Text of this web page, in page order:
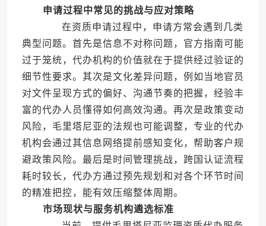
申请过程中常见的挑战与应对策略
在资质申请过程中，申请方常会遇到几类
典型问题。首先是信息不对称问题，官方指南可能
过于笼统，代办机构的价值就在于提供经过验证的
细节性要求。其次是文化差异问题，例如当地官员
对文件呈现方式的偏好、沟通节奏的把握，经验丰
富的代办人员懂得如何高效沟通。再次是政策变动
风险，毛里塔尼亚的法规也可能调整，专业的代办
机构会通过其信息网络提前感知变化，帮助客户规
避政策风险。最后是时间管理挑战，跨国认证流程
耗时较长，代办方通过预先规划和对各个环节时间
的精准把控，能有效压缩整体周期。
市场现状与服务机构遴选标准